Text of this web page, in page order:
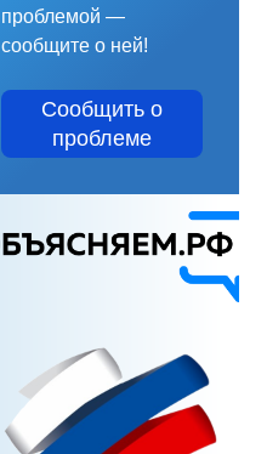
проблемой —
сообщите о ней!
Сообщить о
проблеме